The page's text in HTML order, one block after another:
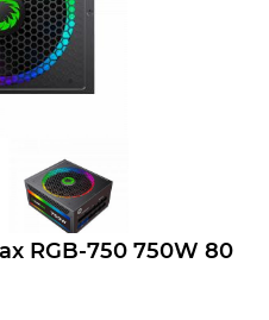
RGB-750 750W 80